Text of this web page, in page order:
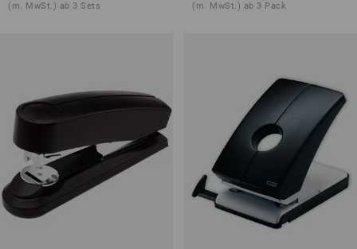
(m. MwSt.) ab 3 Sets (m. MwSt.) ab 3 Pack